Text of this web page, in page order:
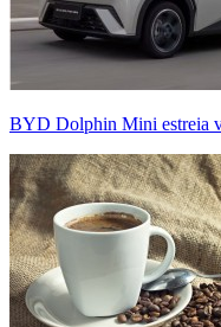
BYD Dolphin Mini estreia